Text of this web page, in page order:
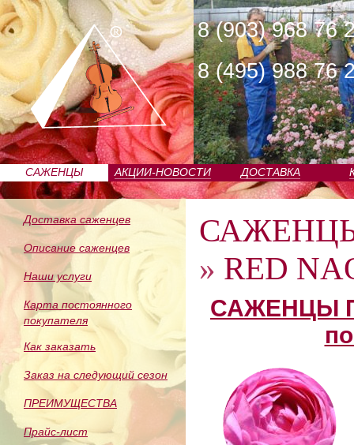
8 (903) 968 76
8 (495) 988 76
САЖЕНЦЫ
ПИТОМНИКА
АКЦИИ-НОВОСТИ ДОСТАВКА
Доставка саженцев
Описание саженцев
Наши услуги
Карта постоянного
покупателя
Как заказать
Заказ на следующий сезон
ПРЕИМУЩЕСТВА
Прайс-лист
» RED
САЖЕНЦЫ